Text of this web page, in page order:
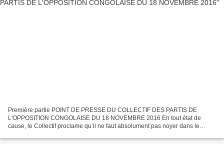
Première partie POINT DE PRESSE DU COLLECTIF DES PARTIS DE
L'OPPOSITION CONGOLAISE DU 18 NOVEMBRE 2016 En tout état de
cause, le Collectif proclame qu’il ne faut absolument pas noyer dans le